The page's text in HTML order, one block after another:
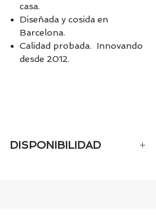
casa.
Diseñada y cosida en
Barcelona.
Calidad probada. Innovando
desde 2012.
DISPONIBILIDAD